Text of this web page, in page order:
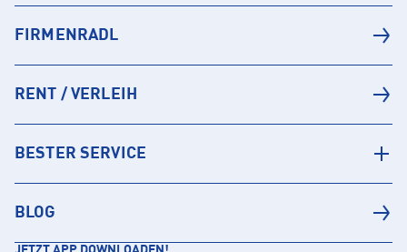
FIRMENRADL
RENT / VERLEIH
BESTER SERVICE
BLOG